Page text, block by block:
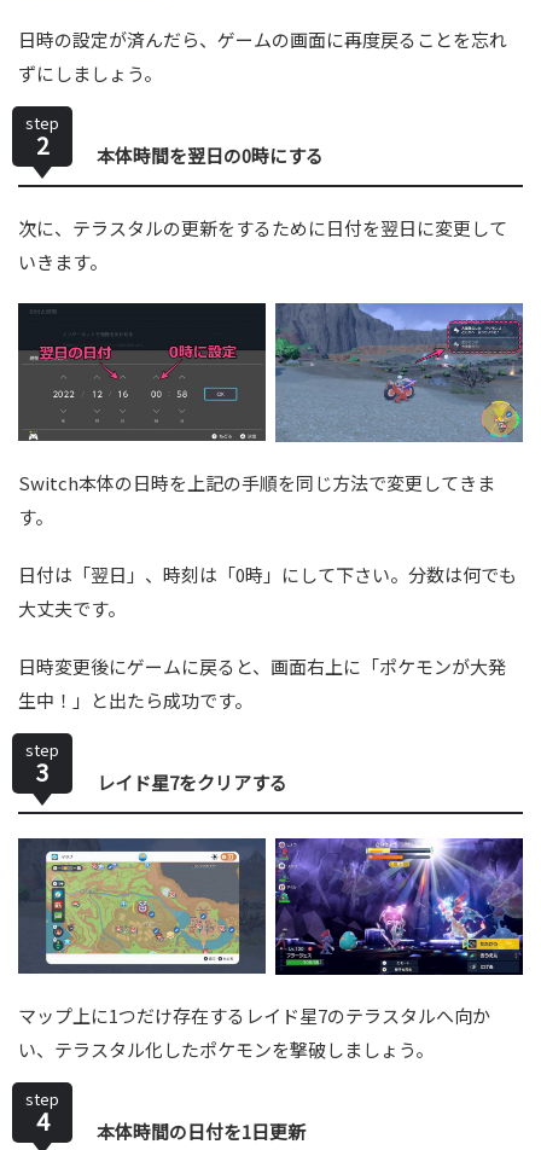
日時の設定が済んだら、ゲームの画面に再度戻ることを忘れ
ずにしましょう。
step
2 本体時間を翌日の0時にする
次に、テラスタルの更新をするために日付を翌日に変更して
いきます。
Switch本体の日時を上記の手順を同じ方法で変更してきま
す。
日付は「翌日」、時刻は「0時」にして下さい。分数は何でも
大丈夫です。
日時変更後にゲームに戻ると、画面右上に「ポケモンが大発
生中！」と出たら成功です。
step
3 レイド星7をクリアする
マップ上に1つだけ存在するレイド星7のテラスタルへ向か
い、テラスタル化したポケモンを撃破しましょう。
step
4 本体時間の日付を1日更新